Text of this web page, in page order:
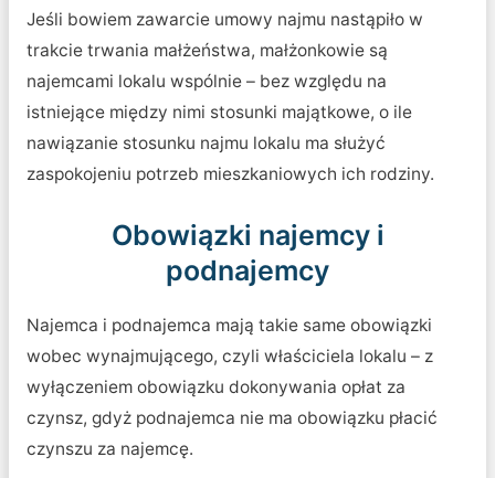
Jeśli bowiem zawarcie umowy najmu nastąpiło w
trakcie trwania małżeństwa, małżonkowie są
najemcami lokalu wspólnie – bez względu na
istniejące między nimi stosunki majątkowe, o ile
nawiązanie stosunku najmu lokalu ma służyć
zaspokojeniu potrzeb mieszkaniowych ich rodziny.
Obowiązki najemcy i
podnajemcy
Najemca i podnajemca mają takie same obowiązki
wobec wynajmującego, czyli właściciela lokalu – z
wyłączeniem obowiązku dokonywania opłat za
czynsz, gdyż podnajemca nie ma obowiązku płacić
czynszu za najemcę.